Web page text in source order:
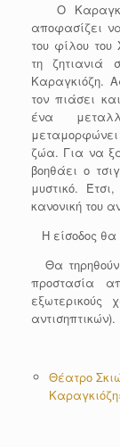
Ο
αποφασίζει
του φίλου
τη
Καραγκιόζη.
τον πιάσει
ένα
ζώα. Για να
βοηθάει ο
μυστικό.
κανονική του
Η είσοδος θα
Θα τηρηθούν
προστασία
εξωτερικούς
αντισηπτικών).
Θέατρο